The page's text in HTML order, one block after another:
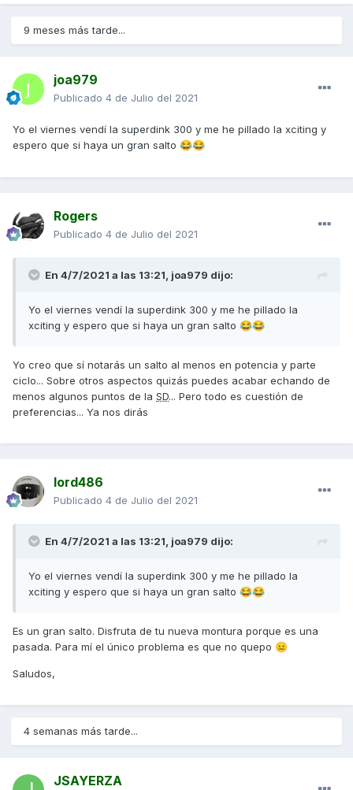
9 meses más tarde...
joa979
Publicado 4 de Julio del 2021
Yo el viernes vendí la superdink 300 y me he pillado la xciting y
espero que si haya un gran salto 😂😂
Rogers
Publicado 4 de Julio del 2021
En 4/7/2021 a las 13:21, joa979 dijo:
Yo el viernes vendí la superdink 300 y me he pillado la
xciting y espero que si haya un gran salto 😂😂
Yo creo que sí notarás un salto al menos en potencia y parte
ciclo... Sobre otros aspectos quizás puedes acabar echando de
menos algunos puntos de la SD... Pero todo es cuestión de
preferencias... Ya nos dirás
lord486
Publicado 4 de Julio del 2021
En 4/7/2021 a las 13:21, joa979 dijo:
Yo el viernes vendí la superdink 300 y me he pillado la
xciting y espero que si haya un gran salto 😂😂
Es un gran salto. Disfruta de tu nueva montura porque es una
pasada. Para mí el único problema es que no quepo 😐
Saludos,
4 semanas más tarde...
JSAYERZA